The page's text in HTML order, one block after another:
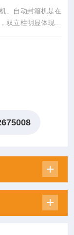
、自动封箱机是在
双立柱明显体现了
系统，提高安全系
、日化、汽车、线